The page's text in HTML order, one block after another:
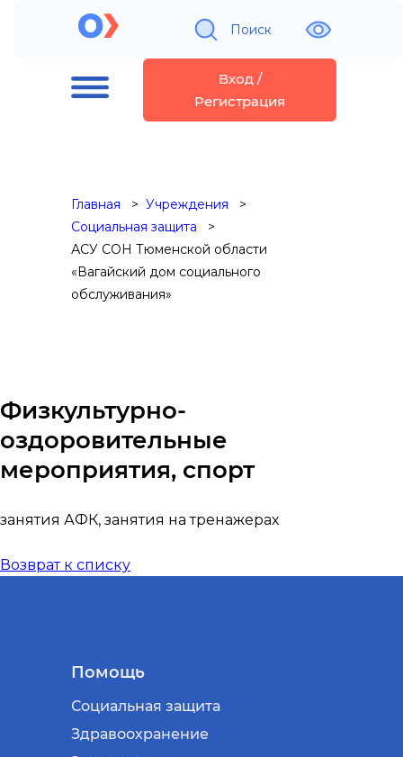
Поиск
Вход /
Регистрация
Главная
Учреждения
Социальная защита
АСУ СОН Тюменской области
«Вагайский дом социального
обслуживания»
Физкультурно-
оздоровительные
мероприятия, спорт
занятия АФК, занятия на тренажерах
Возврат к списку
Помощь
Социальная защита
Здравоохранение